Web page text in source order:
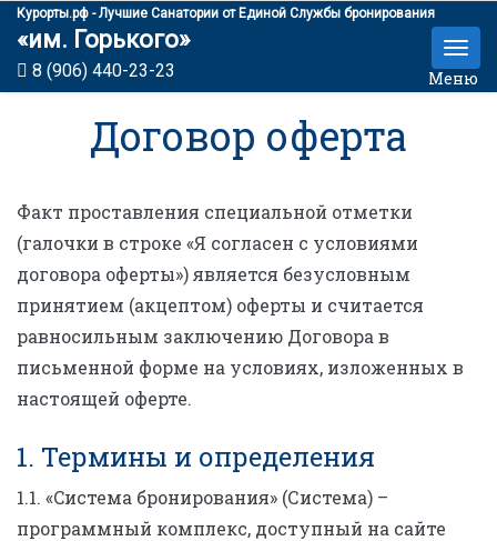
Курорты.рф - Лучшие Санатории от Единой Службы бронирования
«им. Горького»
8 (906) 440-23-23 Меню
Договор оферта
Факт проставления специальной отметки
(галочки в строке «Я согласен с условиями
договора оферты») является безусловным
принятием (акцептом) оферты и считается
равносильным заключению Договора в
письменной форме на условиях, изложенных в
настоящей оферте.
1. Термины и определения
1.1. «Cистема бронирования» (Система) –
программный комплекс, доступный на сайте